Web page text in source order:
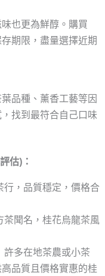
也更為鮮醇。購買
期限，盡量選擇近期
品種、薰香工藝等因
找到最符合自己口味
估)：
行，品質穩定，價格合
茶聞名，桂花烏龍茶風
許多在地茶農或小茶
品質且價格實惠的桂